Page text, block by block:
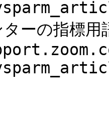
ーの指標